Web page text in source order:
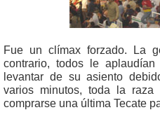
Fue un clímax forzado. La
contrario, todos le
levantar de su asiento
varios minutos, toda la
comprarse una última Tecate